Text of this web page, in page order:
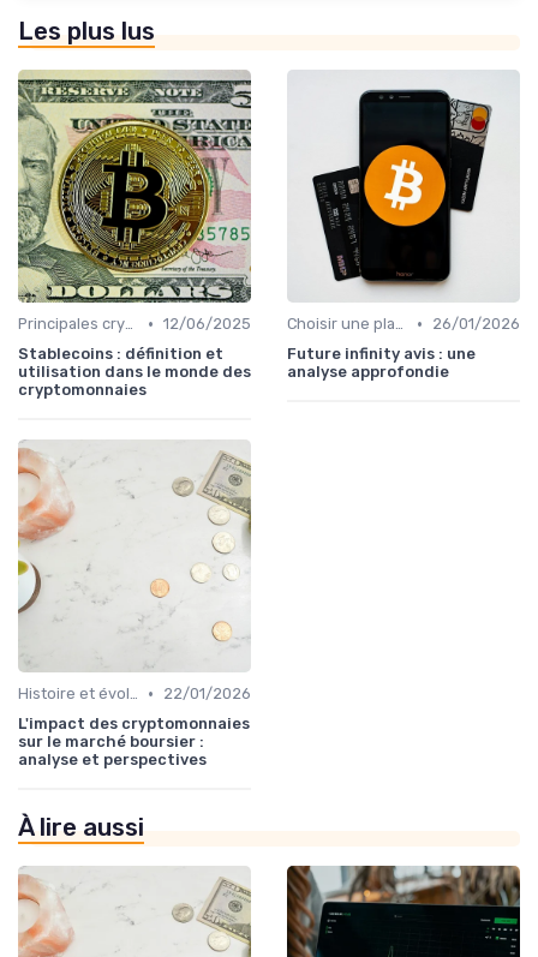
Les plus lus
Principales cryptomonnaies pour l'investissement • 12/06/2025
Stablecoins : définition et
utilisation dans le monde des
cryptomonnaies
Choisir une plateforme d'échange •
26/01/2026
Future infinity avis : une
analyse approfondie
Histoire et évolution du marché des cryptos •
22/01/2026
L'impact des cryptomonnaies
sur le marché boursier :
analyse et perspectives
À lire aussi